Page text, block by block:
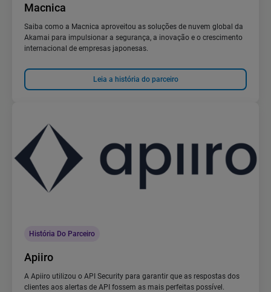
Macnica
Saiba como a Macnica aproveitou as soluções de nuvem global da
Akamai para impulsionar a segurança, a inovação e o crescimento
internacional de empresas japonesas.
Leia a história do parceiro
História Do Parceiro
Apiiro
A Apiiro utilizou o API Security para garantir que as respostas dos
clientes aos alertas de API fossem as mais perfeitas possível.